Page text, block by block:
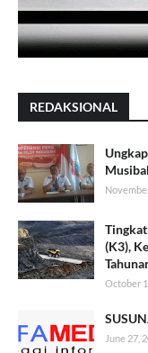
REDAKSIONAL
(K3),
October
June 27,